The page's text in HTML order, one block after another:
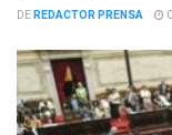
DEREDACTOR PRENSA